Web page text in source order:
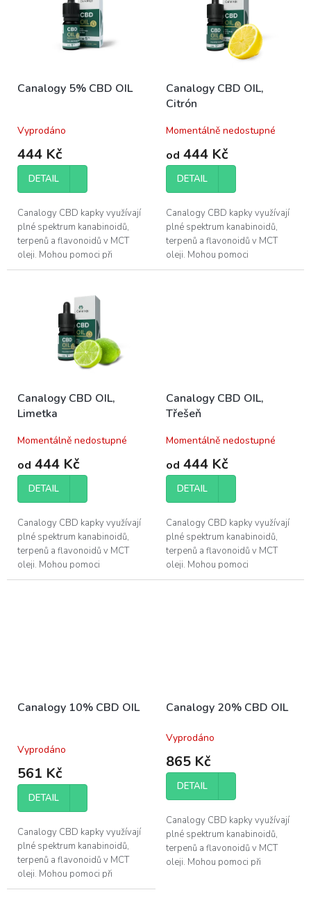
d
ů
Canalogy 5% CBD OIL
Vyprodáno
444 Kč
DETAIL
Canalogy CBD kapky využívají
plné spektrum kanabinoidů,
terpenů a flavonoidů v MCT
oleji. Mohou pomoci při
regeneraci svalů a zlepšení
Canalogy CBD OIL,
Citrón
Momentálně nedostupné
od 444 Kč
DETAIL
Canalogy CBD kapky využívají
plné spektrum kanabinoidů,
terpenů a flavonoidů v MCT
oleji. Mohou pomoci
při regeneraci svalů a zlepšení
Canalogy CBD OIL,
Limetka
Momentálně nedostupné
od 444 Kč
DETAIL
Canalogy CBD kapky využívají
plné spektrum kanabinoidů,
terpenů a flavonoidů v MCT
oleji. Mohou pomoci
při regeneraci svalů a zlepšení
Canalogy CBD OIL,
Třešeň
Momentálně nedostupné
od 444 Kč
DETAIL
Canalogy CBD kapky využívají
plné spektrum kanabinoidů,
terpenů a flavonoidů v MCT
oleji. Mohou pomoci
při regeneraci svalů a zlepšení
Canalogy 10% CBD OIL
Vyprodáno
561 Kč
DETAIL
Canalogy CBD kapky využívají
plné spektrum kanabinoidů,
terpenů a flavonoidů v MCT
oleji. Mohou pomoci při
regeneraci svalů a zlepšení
Canalogy 20% CBD OIL
Průměrné
hodnocení
produktu
5,0
5
hvězdiček.
Vyprodáno
865 Kč
DETAIL
Canalogy CBD kapky využívají
plné spektrum kanabinoidů,
terpenů a flavonoidů v MCT
oleji. Mohou pomoci při